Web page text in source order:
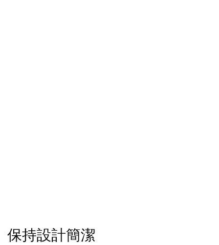
保持設計簡潔